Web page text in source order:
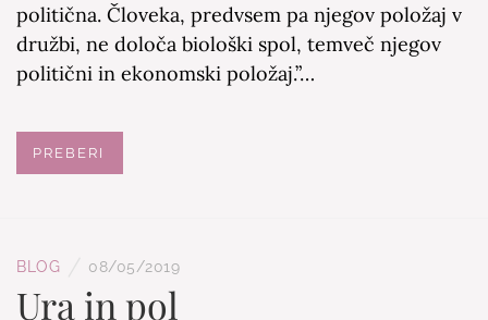
politična. Človeka, predvsem pa njegov položaj v
družbi, ne določa biološki spol, temveč njegov
politični in ekonomski položaj.”…
PREBERI
BLOG 08/05/2019
Ura in pol